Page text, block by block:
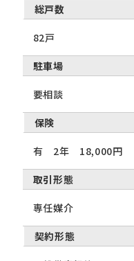
総戸数
82戸
駐車場
要相談
保険
有 2年 18,000円
取引形態
専任媒介
契約形態